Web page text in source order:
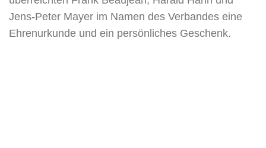
Jens-Peter Mayer im Namen des Verbandes eine
Ehrenurkunde und ein persönliches Geschenk.